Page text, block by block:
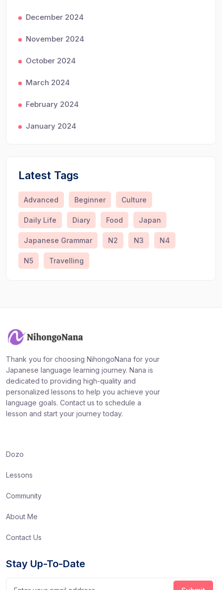
December 2024
November 2024
October 2024
March 2024
February 2024
January 2024
Latest Tags
Advanced Beginner Culture
Daily Life Diary Food Japan
Japanese Grammar N2 N3 N4
N5 Travelling
Thank you for choosing NihongoNana for your
Japanese language learning journey. Nana is
dedicated to providing high-quality and
personalized lessons to help you achieve your
language goals. Contact us to schedule a
lesson and start your journey today.
Dozo
Lessons
Community
About Me
Contact Us
Stay Up-To-Date